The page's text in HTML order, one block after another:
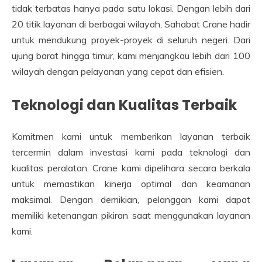
tidak terbatas hanya pada satu lokasi. Dengan lebih dari
20 titik layanan di berbagai wilayah, Sahabat Crane hadir
untuk mendukung proyek-proyek di seluruh negeri. Dari
ujung barat hingga timur, kami menjangkau lebih dari 100
wilayah dengan pelayanan yang cepat dan efisien.
Teknologi dan Kualitas Terbaik
Komitmen kami untuk memberikan layanan terbaik
tercermin dalam investasi kami pada teknologi dan
kualitas peralatan. Crane kami dipelihara secara berkala
untuk memastikan kinerja optimal dan keamanan
maksimal. Dengan demikian, pelanggan kami dapat
memiliki ketenangan pikiran saat menggunakan layanan
kami.